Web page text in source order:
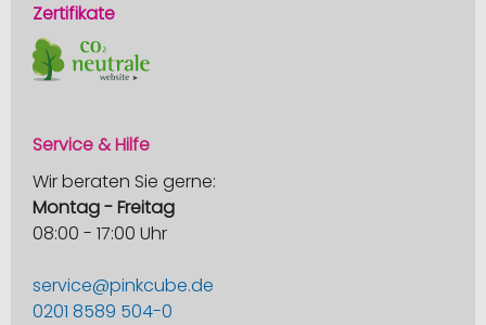
Zertifikate
Service & Hilfe
Wir beraten Sie gerne:
Montag - Freitag
08:00 - 17:00 Uhr
service@pinkcube.de
0201 8589 504-0